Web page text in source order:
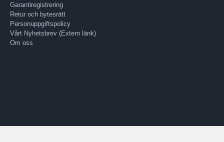
Garantiregistrering
Retur och bytesrätt
Personuppgiftspolicy
Vårt Nyhetsbrev (Extern länk)
Om oss